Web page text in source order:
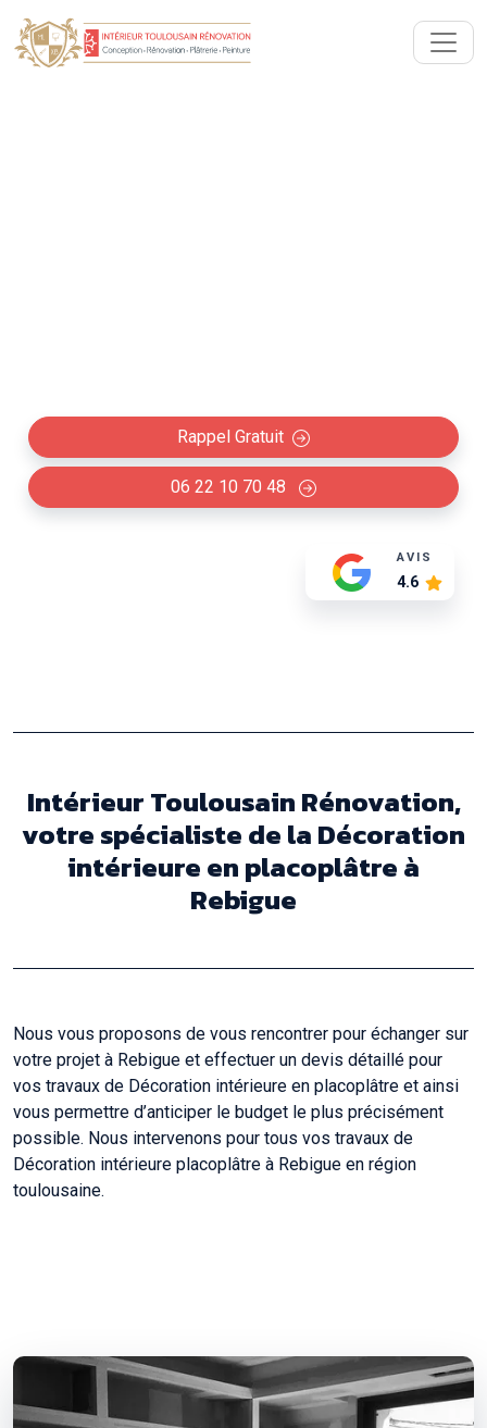
Rappel Gratuit
06 22 10 70 48
AVIS
4.6
Intérieur Toulousain Rénovation,
votre spécialiste de la Décoration
intérieure en placoplâtre à
Rebigue
Nous vous proposons de vous rencontrer pour échanger sur
votre projet à Rebigue et effectuer un devis détaillé pour
vos travaux de Décoration intérieure en placoplâtre et ainsi
vous permettre d’anticiper le budget le plus précisément
possible. Nous intervenons pour tous vos travaux de
Décoration intérieure placoplâtre à Rebigue en région
toulousaine.